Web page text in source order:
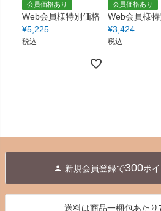
会員価格あり
Web会員様特別価格
¥5,225
税込
会員価格あり
Web会員様
¥3,424
税込
新規会員登録で300ポ
送料は商品一梱包あたり